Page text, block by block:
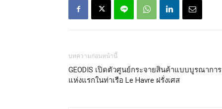
บทความก่อนหน้านี้
GEODIS เปิดตัวศูนย์กระจายสินค้าแบบบูรณาการ
แห่งแรกในท่าเรือ Le Havre ฝรั่งเศส